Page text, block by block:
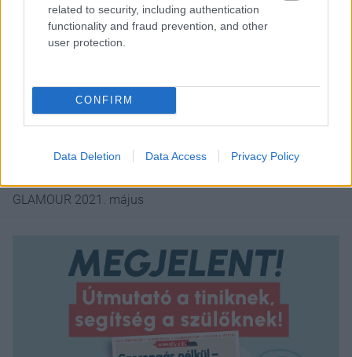
related to security, including authentication
functionality and fraud prevention, and other
user protection.
CONFIRM
Data Deletion Data Access Privacy Policy
GLAMOUR 2021. május